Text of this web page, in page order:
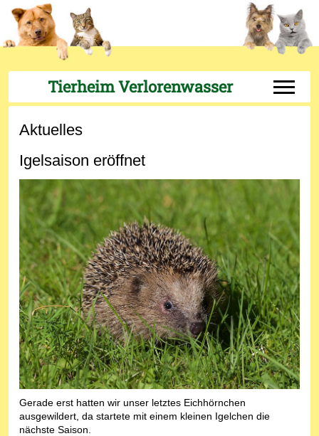
Tierheim Verlorenwasser Off-
Aktuelles
Igelsaison eröffnet
Gerade erst hatten wir unser letztes Eichhörnchen
ausgewildert, da startete mit einem kleinen Igelchen die
nächste Saison.